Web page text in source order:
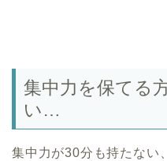
集中力を保てる
い…
集中力が30分も持たない